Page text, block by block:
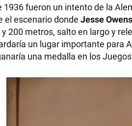
1936 fueron un intento de la
el escenario donde Jesse Owens
200 metros, salto en largo y
un lugar importante para
una medalla en los